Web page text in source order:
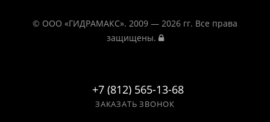
© ООО «ГИДРАМАКС». 2009 — 2026 гг. Все права
защищены.
+7 (812) 565-13-68
ЗАКАЗАТЬ ЗВОНОК